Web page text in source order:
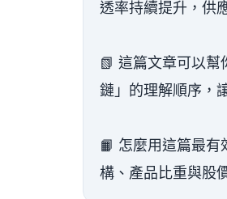
透率持續提升，供
📗 這篇文章可以
鏈」的理解順序，
📙 怎麼用這篇最
構、產品比重與股